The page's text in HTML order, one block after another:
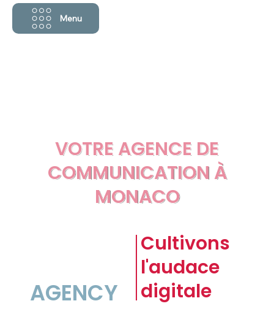
Menu
VOTRE AGENCE DE
COMMUNICATION À
MONACO
AGENCY
Cultivons
l'audace
digitale